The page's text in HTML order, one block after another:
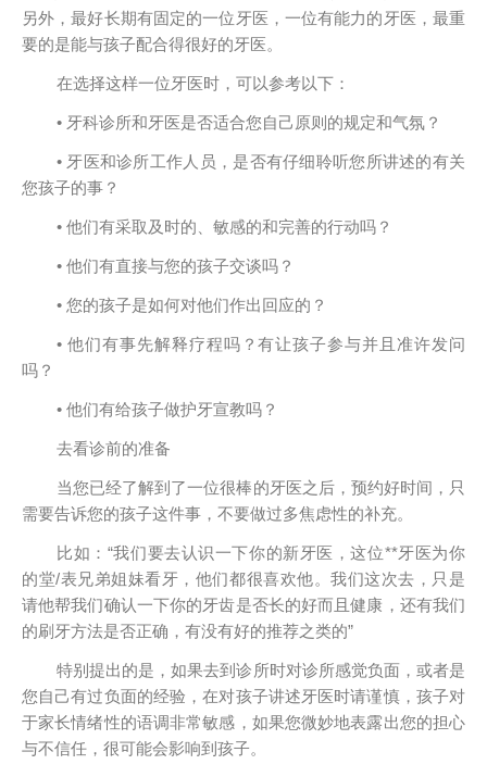
另外，最好长期有固定的一位牙医，一位有能力的牙医，最重
要的是能与孩子配合得很好的牙医。
在选择这样一位牙医时，可以参考以下：
• 牙科诊所和牙医是否适合您自己原则的规定和气氛？
• 牙医和诊所工作人员，是否有仔细聆听您所讲述的有关
您孩子的事？
• 他们有采取及时的、敏感的和完善的行动吗？
• 他们有直接与您的孩子交谈吗？
• 您的孩子是如何对他们作出回应的？
• 他们有事先解释疗程吗？有让孩子参与并且准许发问
吗？
• 他们有给孩子做护牙宣教吗？
去看诊前的准备
当您已经了解到了一位很棒的牙医之后，预约好时间，只
需要告诉您的孩子这件事，不要做过多焦虑性的补充。
比如：“我们要去认识一下你的新牙医，这位**牙医为你
的堂/表兄弟姐妹看牙，他们都很喜欢他。我们这次去，只是
请他帮我们确认一下你的牙齿是否长的好而且健康，还有我们
的刷牙方法是否正确，有没有好的推荐之类的”
特别提出的是，如果去到诊所时对诊所感觉负面，或者是
您自己有过负面的经验，在对孩子讲述牙医时请谨慎，孩子对
于家长情绪性的语调非常敏感，如果您微妙地表露出您的担心
与不信任，很可能会影响到孩子。